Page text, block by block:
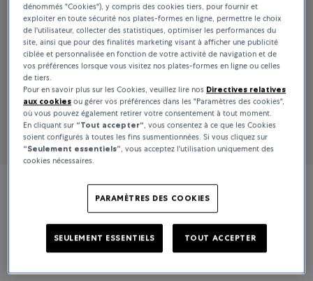
DB28 XS Starry Seas
83 200 CHF
dénommés "Cookies"), y compris des cookies tiers, pour fournir et
exploiter en toute sécurité nos plates-formes en ligne, permettre le choix
de l'utilisateur, collecter des statistiques, optimiser les performances du
site, ainsi que pour des finalités marketing visant à afficher une publicité
ciblée et personnalisée en fonction de votre activité de navigation et de
vos préférences lorsque vous visitez nos plates-formes en ligne ou celles
de tiers.
Pour en savoir plus sur les Cookies, veuillez lire nos Directives relatives
aux cookies ou gérer vos préférences dans les "Paramètres des cookies",
où vous pouvez également retirer votre consentement à tout moment.
En cliquant sur “Tout accepter“ , vous consentez à ce que les Cookies
soient configurés à toutes les fins susmentionnées. Si vous cliquez sur
“Seulement essentiels” , vous acceptez l'utilisation uniquement des
cookies nécessaires.
PARAMÈTRES DES COOKIES
SEULEMENT ESSENTIELS TOUT ACCEPTER